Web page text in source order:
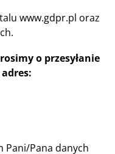
www.gdpr.pl oraz
o przesyłanie
Pana danych